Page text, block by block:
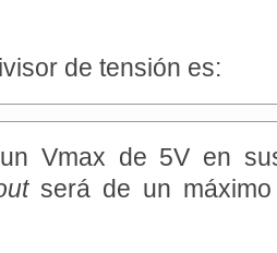
de tensión es:
Vmax de 5V en
será de un máximo